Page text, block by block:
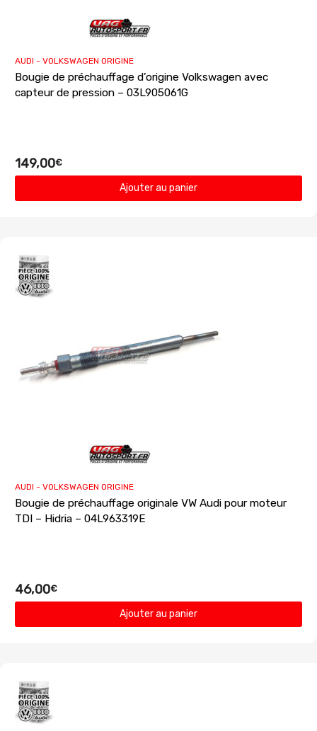
AUDI - VOLKSWAGEN ORIGINE
Bougie de préchauffage d’origine Volkswagen avec
capteur de pression – 03L905061G
149,00€
Ajouter au panier
AUDI - VOLKSWAGEN ORIGINE
Bougie de préchauffage originale VW Audi pour moteur
TDI – Hidria – 04L963319E
46,00€
Ajouter au panier